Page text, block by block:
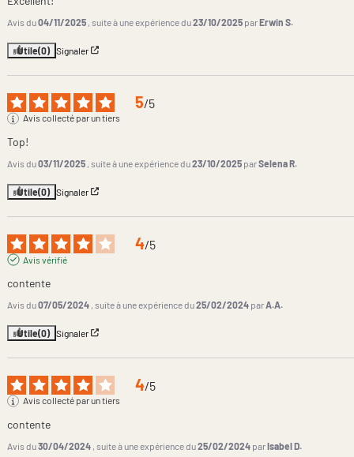
Avis du04/11/2025 , suite à une expérience du23/10/2025 parErwin S.
Utile(0) Signaler
5/5
Avis collecté par un tiers
Top!
Avis du03/11/2025 , suite à une expérience du23/10/2025 parSelena R.
Utile(0) Signaler
4/5
Avis vérifié
contente
Avis du07/05/2024 , suite à une expérience du25/02/2024 par A.A.
Utile(0) Signaler
4/5
Avis collecté par un tiers
contente
Avis du30/04/2024 , suite à une expérience du25/02/2024 parIsabel D.